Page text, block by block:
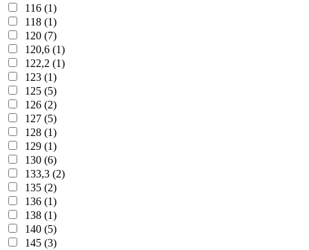
116 (1)
118 (1)
120 (7)
120,6 (1)
122,2 (1)
123 (1)
125 (5)
126 (2)
127 (5)
128 (1)
129 (1)
130 (6)
133,3 (2)
135 (2)
136 (1)
138 (1)
140 (5)
145 (3)